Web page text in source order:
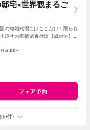
宅×世界観まるご
の結婚式場ではここだけ！限られ
屋牛の豪華試食体験【成約で】挙
15:00～
フェア予約
(6件)